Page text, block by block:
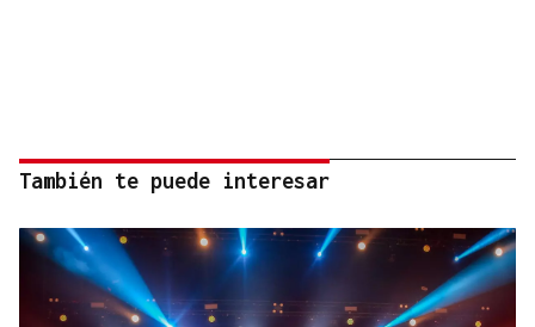
También te puede interesar